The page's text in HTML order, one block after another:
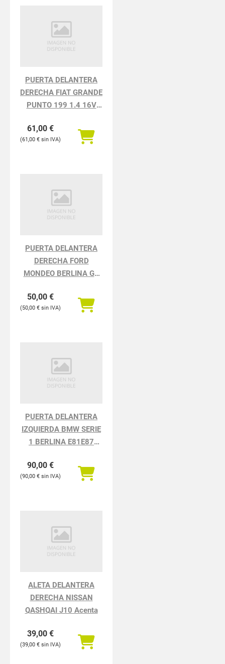
PUERTA DELANTERA
DERECHA FIAT GRANDE
PUNTO 199 1.4 16V
61,00 €
61,00 €
PUERTA DELANTERA
DERECHA FORD
MONDEO BERLINA GD
50,00 €
50,00 €
PUERTA DELANTERA
IZQUIERDA BMW SERIE
1 BERLINA E81E87
90,00 €
90,00 €
ALETA DELANTERA
DERECHA NISSAN
QASHQAI J10 Acenta
39,00 €
39,00 €